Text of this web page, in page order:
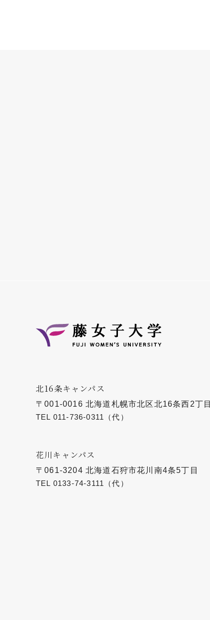
北16条キャンパス
〒001-0016 北海道札幌市北区北16条西2丁目
TEL 011-736-0311 （代）
花川キャンパス
〒061-3204 北海道石狩市花川南4条5丁目
TEL 0133-74-3111 （代）